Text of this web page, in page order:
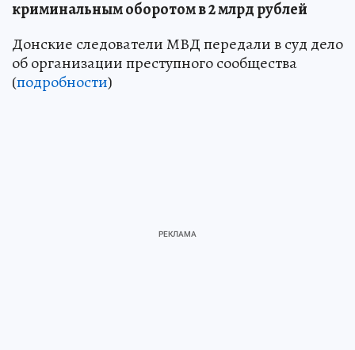
криминальным оборотом в 2 млрд рублей
Донские следователи МВД передали в суд дело
об организации преступного сообщества
(подробности)